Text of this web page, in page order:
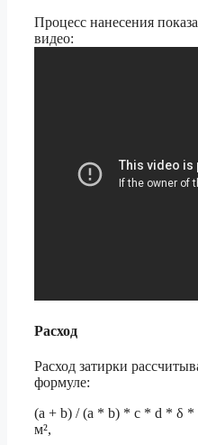
Процесс нанесения
видео:
Расход
Расход затирки
формуле:
(a + b) / (a * b) * c * d * δ *
м²,